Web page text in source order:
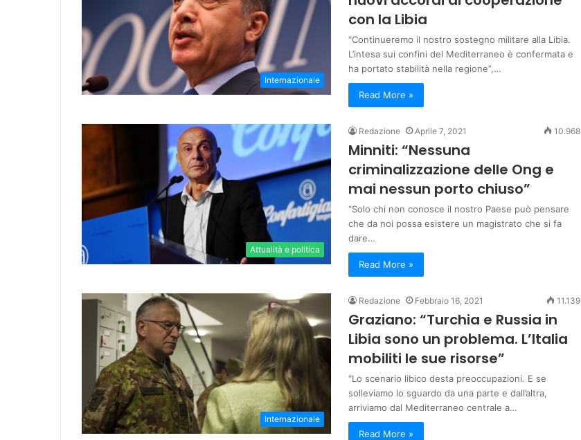
Internazionale
con la Libia
“Continueremo il nostro sostegno militare alla Libia.
L’intesa sui confini del Mediterraneo è confermata e
ha portato stabilità nella regione”,…
Read More »
Attualità e politica
Redazione Aprile 7, 2021 10.968
Minniti: “Nessuna
criminalizzazione delle Ong e
mai nessun porto chiuso”
“Solo chi non conosce il nostro Paese può pensare
che da noi possa esistere un magistrato che si fa
dare…
Read More »
Internazionale
Redazione Febbraio 16, 2021 11.139
Graziano: “Turchia e Russia in
Libia sono un problema. L’Italia
mobiliti le sue risorse”
“Lo scenario libico desta preoccupazioni. E se
solleviamo lo sguardo da una parte e dall’altra,
arriviamo dal Mediterraneo centrale a…
Read More »